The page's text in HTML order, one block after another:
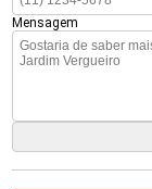
Mensagem